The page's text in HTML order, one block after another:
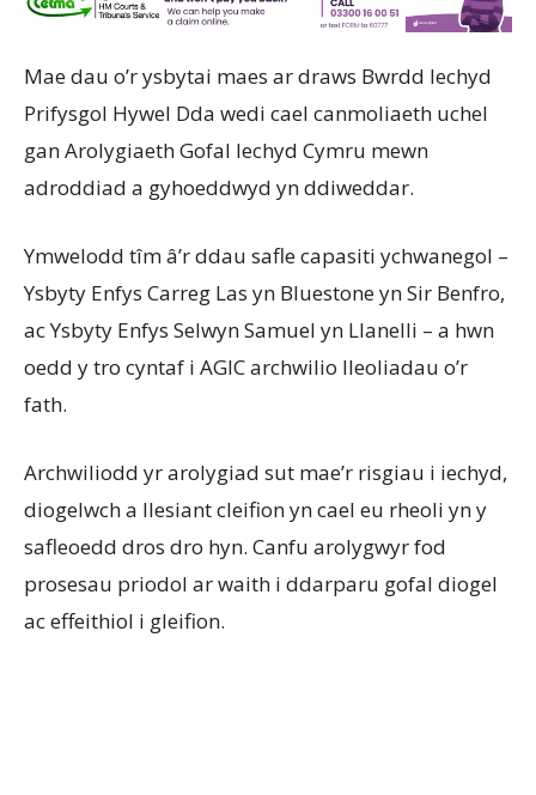
Mae dau o’r ysbytai maes ar draws Bwrdd Iechyd
Prifysgol Hywel Dda wedi cael canmoliaeth uchel
gan Arolygiaeth Gofal Iechyd Cymru mewn
adroddiad a gyhoeddwyd yn ddiweddar.
Ymwelodd tîm â’r ddau safle capasiti ychwanegol –
Ysbyty Enfys Carreg Las yn Bluestone yn Sir Benfro,
ac Ysbyty Enfys Selwyn Samuel yn Llanelli – a hwn
oedd y tro cyntaf i AGIC archwilio lleoliadau o’r
fath.
Archwiliodd yr arolygiad sut mae’r risgiau i iechyd,
diogelwch a llesiant cleifion yn cael eu rheoli yn y
safleoedd dros dro hyn. Canfu arolygwyr fod
prosesau priodol ar waith i ddarparu gofal diogel
ac effeithiol i gleifion.